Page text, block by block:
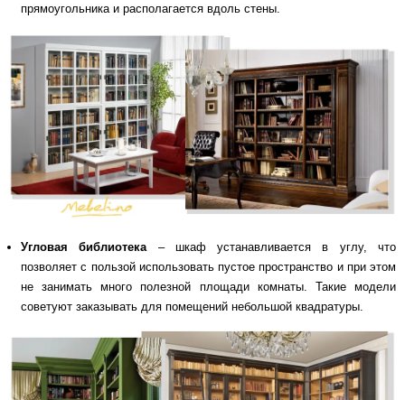
прямоугольника и располагается вдоль стены.
Угловая библиотека – шкаф устанавливается в углу, что
позволяет с пользой использовать пустое пространство и при этом
не занимать много полезной площади комнаты. Такие модели
советуют заказывать для помещений небольшой квадратуры.